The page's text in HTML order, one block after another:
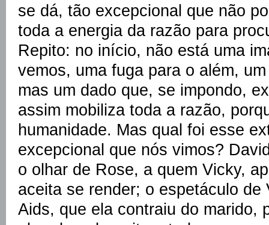
se dá, tão excepcional que não
toda a energia da razão para
Repito: no início, não está uma
vemos, uma fuga para o além,
mas um dado que, se impondo,
assim mobiliza toda a razão,
humanidade. Mas qual foi esse
excepcional que nós vimos?
o olhar de Rose, a quem Vicky,
aceita se render; o espetáculo de
Aids, que ela contraiu do marido,